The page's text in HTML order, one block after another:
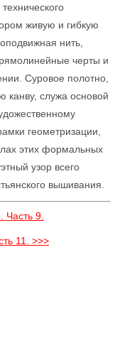
живую и гибкую
нить,
черты и
Суровое полотно,
канву, служа основой
геометризации,
этих формальных
узор всего
вышивания.
Часть 9.
11. >>>